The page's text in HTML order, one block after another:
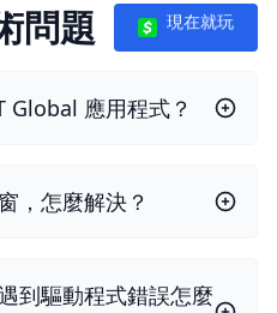
問題 現在就玩
Global 應用程式？
，怎麼解決？
到驅動程式錯誤怎麼